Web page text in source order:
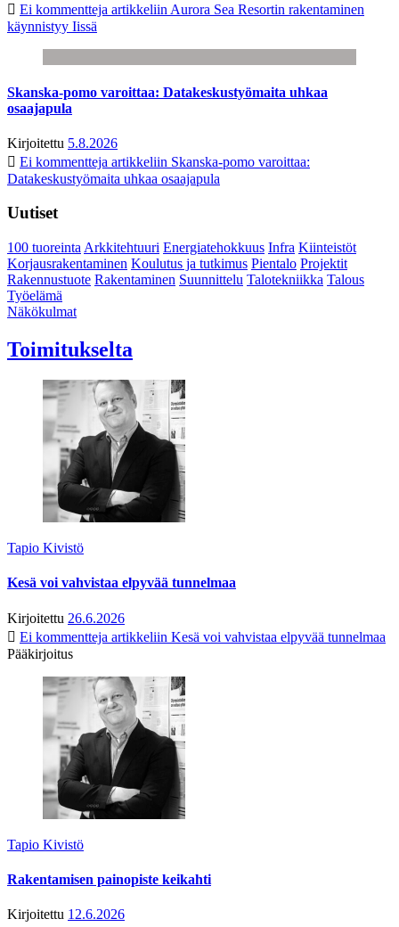
Ei kommentteja artikkeliin Aurora Sea Resortin rakentaminen
käynnistyy Iissä
Skanska-pomo varoittaa: Datakeskustyömaita uhkaa
osaajapula
Kirjoitettu 5.8.2026
Ei kommentteja artikkeliin Skanska-pomo varoittaa:
Datakeskustyömaita uhkaa osaajapula
Uutiset
100 tuoreinta Arkkitehtuuri Energiatehokkuus Infra Kiinteistöt
Korjausrakentaminen Koulutus ja tutkimus Pientalo Projektit
Rakennustuote Rakentaminen Suunnittelu Talotekniikka Talous
Työelämä
Näkökulmat
Toimitukselta
Tapio Kivistö
Kesä voi vahvistaa elpyvää tunnelmaa
Kirjoitettu 26.6.2026
Ei kommentteja artikkeliin Kesä voi vahvistaa elpyvää tunnelmaa
Pääkirjoitus
Tapio Kivistö
Rakentamisen painopiste keikahti
Kirjoitettu 12.6.2026